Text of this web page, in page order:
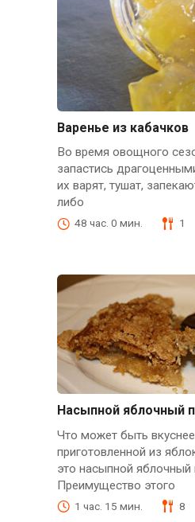
Варенье из кабачков
Во время овощного
запастись
их варят, тушат,
либо
48 час. 0 мин. 1
Насыпной яблочный
Что может быть
приготовленной из
это насыпной яблочный
Преимущество этого
1 час. 15 мин. 8